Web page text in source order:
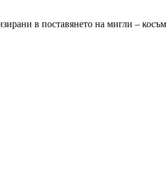
в поставянето на мигли –